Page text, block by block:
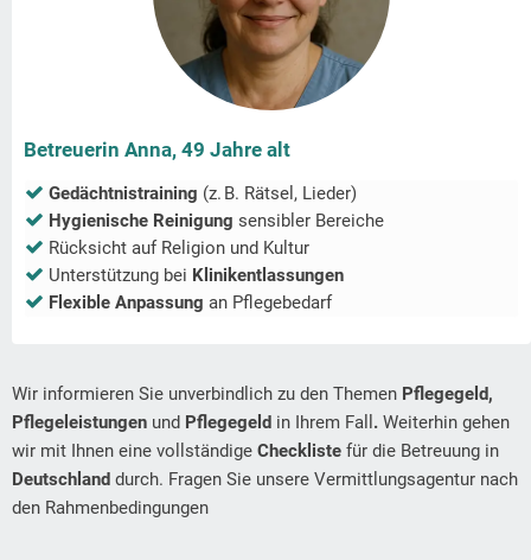
Betreuerin Anna, 49 Jahre alt
Gedächtnistraining (z. B. Rätsel, Lieder)
Hygienische Reinigung sensibler Bereiche
Rücksicht auf Religion und Kultur
Unterstützung bei Klinikentlassungen
Flexible Anpassung an Pflegebedarf
Wir informieren Sie unverbindlich zu den Themen Pflegegeld,
Pflegeleistungen und Pflegegeld in Ihrem Fall . Weiterhin gehen
wir mit Ihnen eine vollständige Checkliste für die Betreuung in
Deutschland durch. Fragen Sie unsere Vermittlungsagentur nach
den Rahmenbedingungen